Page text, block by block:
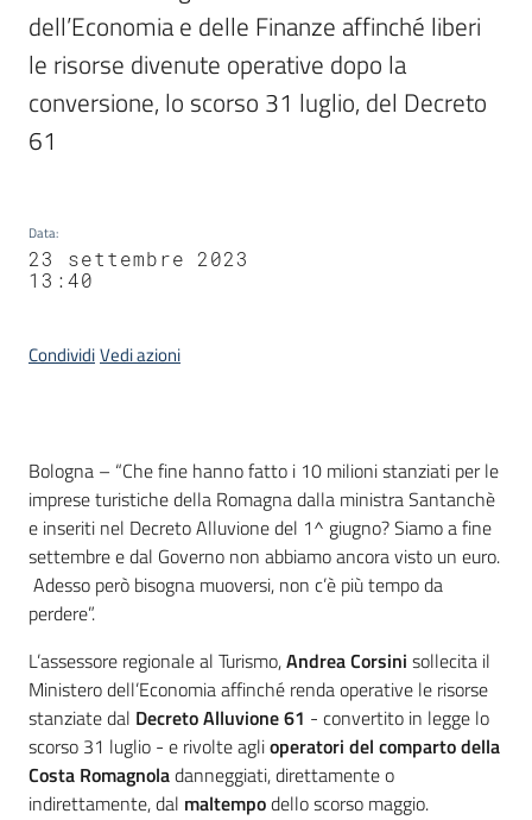
dell’Economia e delle Finanze affinché liberi
le risorse divenute operative dopo la
conversione, lo scorso 31 luglio, del Decreto
61
Data:
23 settembre 2023
13:40
CondividiVedi azioni
Contenuto
Bologna – “Che fine hanno fatto i 10 milioni stanziati per le
imprese turistiche della Romagna dalla ministra Santanchè
e inseriti nel Decreto Alluvione del 1^ giugno? Siamo a fine
settembre e dal Governo non abbiamo ancora visto un euro.
Adesso però bisogna muoversi, non c’è più tempo da
perdere”.
L’assessore regionale al Turismo,Andrea Corsini sollecita il
Ministero dell’Economia affinché renda operative le risorse
stanziate dal Decreto Alluvione 61 - convertito in legge lo
scorso 31 luglio - e rivolte aglioperatori del comparto della
Costa Romagnoladanneggiati, direttamente o
indirettamente, dal maltempodello scorso maggio.